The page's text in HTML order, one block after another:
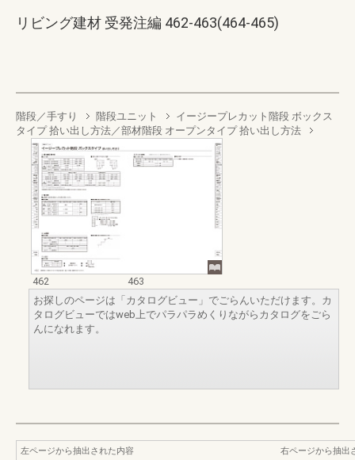
リビング建材 受発注編 462-463(464-465)
階段／手すり 階段ユニット
イージープレカット階段 ボックス
タイプ 拾い出し方法／部材階段 オープンタイプ 拾い出し方法
462
463
お探しのページは「カタログビュー」でごらんいただけます。カ
タログビューではweb上でパラパラめくりながらカタログをごら
んになれます。
左ページから抽出された内容
右ページから抽出